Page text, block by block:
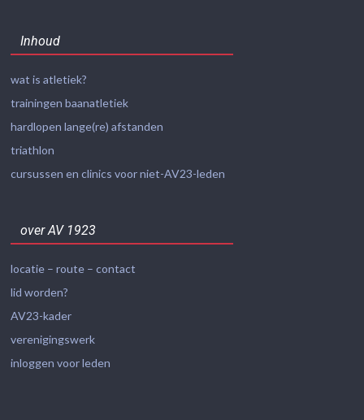
Inhoud
wat is atletiek?
trainingen baanatletiek
hardlopen lange(re) afstanden
triathlon
cursussen en clinics voor niet-AV23-leden
over AV 1923
locatie – route – contact
lid worden?
AV23-kader
verenigingswerk
inloggen voor leden